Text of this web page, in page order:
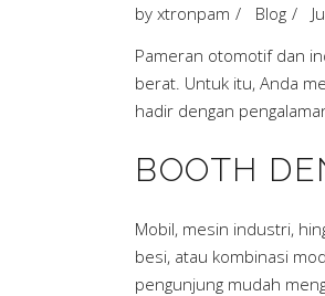
by xtronpam Blog
Pameran otomotif dan
berat. Untuk itu, Anda
hadir dengan
BOOTH
Mobil, mesin industri,
besi, atau kombinasi
pengunjung mudah